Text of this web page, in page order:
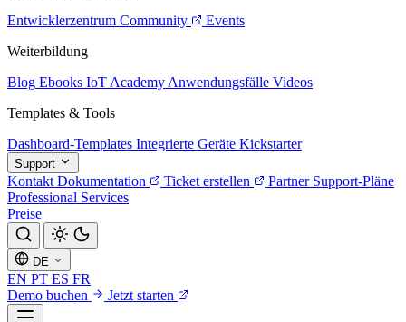
Entwicklerzentrum Community
Events
Weiterbildung
Blog Ebooks IoT Academy Anwendungsfälle Videos
Templates & Tools
Dashboard-Templates Integrierte Geräte Kickstarter
Support
Kontakt Dokumentation Ticket erstellen Partner Support-Pläne
Professional Services
Preise
DE
EN PT ES FR
Demo buchen
Jetzt starten